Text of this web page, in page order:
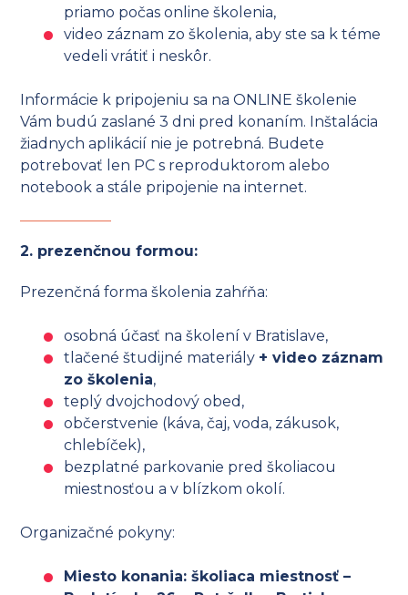
priamo počas online školenia,
video záznam zo školenia, aby ste sa k téme
vedeli vrátiť i neskôr.
Informácie k pripojeniu sa na ONLINE školenie
Vám budú zaslané 3 dni pred konaním. Inštalácia
žiadnych aplikácií nie je potrebná. Budete
potrebovať len PC s reproduktorom alebo
notebook a stále pripojenie na internet.
2. prezenčnou formou:
Prezenčná forma školenia zahŕňa:
osobná účasť na školení v Bratislave,
tlačené študijné materiály + video záznam
zo školenia,
teplý dvojchodový obed,
občerstvenie (káva, čaj, voda, zákusok,
chlebíček),
bezplatné parkovanie pred školiacou
miestnosťou a v blízkom okolí.
Organizačné pokyny:
Miesto konania: školiaca miestnosť –